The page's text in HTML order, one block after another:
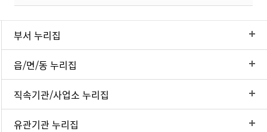
부서 누리집
읍/면/동 누리집
직속기관/사업소 누리집
유관기관 누리집